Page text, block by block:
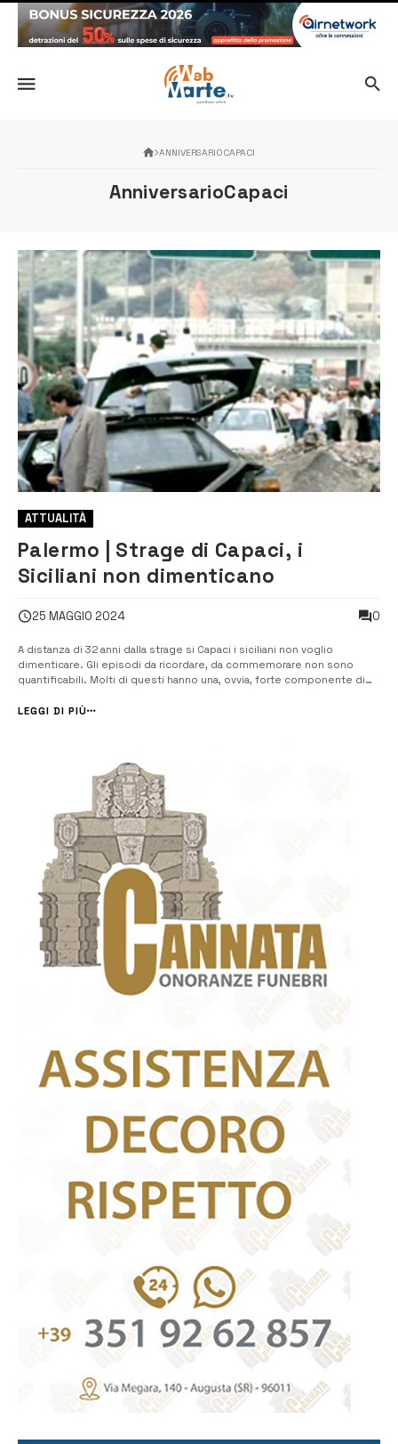
ANNIVERSARIOCAPACI
AnniversarioCapaci
ATTUALITÀ
Palermo | Strage di Capaci, i
Siciliani non dimenticano
25 MAGGIO 2024 0
A distanza di 32 anni dalla strage si Capaci i siciliani non voglio
dimenticare. Gli episodi da ricordare, da commemorare non sono
quantificabili. Molti di questi hanno una, ovvia, forte componente di
annoverare uno dei momenti che ha, in primis, turbato e, perché no,
LEGGI DI PIÙ